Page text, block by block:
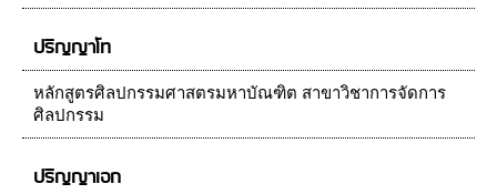
ปริญญาโท
หลักสูตรศิลปกรรมศาสตรมหาบัณฑิต สาขาวิชาการจัดการ
ศิลปกรรม
ปริญญาเอก